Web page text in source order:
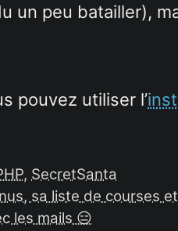
un peu batailler),
pouvez utiliser l’
, SecretSanta
sa liste de courses
les mails 😑